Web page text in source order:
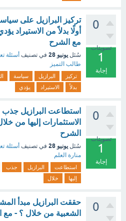
0
تصويتات
1
إجابة
تركيز البرازيل على
أولًا بدلاً من الاستيراد
مع الشرح
سُئل يونيو 28 في تصنيف أسئلة
طالب التميز
تركيز البرازيل سياسة
بدلاً
الاستيراد يؤدي
0
تصويتات
1
إجابة
استطاعت البرازيل جذب
الاستثمارات إليها من
الشرح
سُئل يونيو 28 في تصنيف أسئلة
منارة العلم
استطاعت البرازيل جذب
إليها
خلال
0
حققت البرازيل مبدأ
الشعبية من خلال ؟ - مع